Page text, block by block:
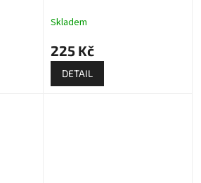
Skladem
225 Kč
DETAIL